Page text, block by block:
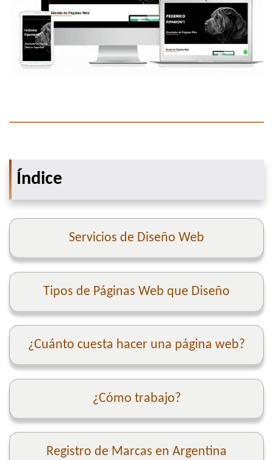
Índice
Servicios de Diseño Web
Tipos de Páginas Web que Diseño
¿Cuánto cuesta hacer una página web?
¿Cómo trabajo?
Registro de Marcas en Argentina